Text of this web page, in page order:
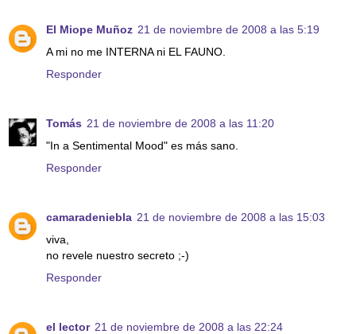
El Miope Muñoz 21 de noviembre de 2008 a las 5:19
A mi no me INTERNA ni EL FAUNO.
Responder
Tomás 21 de noviembre de 2008 a las 11:20
"In a Sentimental Mood" es más sano.
Responder
camaradeniebla 21 de noviembre de 2008 a las 15:03
viva,
no revele nuestro secreto ;-)
Responder
el lector 21 de noviembre de 2008 a las 22:24